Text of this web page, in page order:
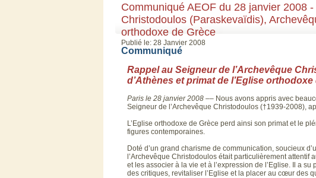
Communiqué AEOF du 28 janvier 2008
Christodoulos (Paraskevaïdis),
orthodoxe de Grèce
Publié le: 28 Janvier 2008
Communiqué
Rappel au Seigneur de l’Archevêque
d’Athènes et primat de l’Eglise orthodoxe
Paris le 28 janvier2008 –– Nous avons appris avec
Seigneur de l’Archevêque Christodoulos (†1939-2008),
L’Eglise orthodoxe de Grèce perd ainsi son primat et le
figures contemporaines.
Doté d’un grand charisme de communication, soucieux
l’Archevêque Christodoulos était particulièrement attentif
et les associer à la vie et à l’expression de l’Eglise. Il a
des critiques, revitaliser l’Eglise et la placer au cœur des